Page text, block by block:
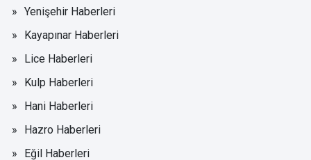
Yenişehir Haberleri
Kayapınar Haberleri
Lice Haberleri
Kulp Haberleri
Hani Haberleri
Hazro Haberleri
Eğil Haberleri